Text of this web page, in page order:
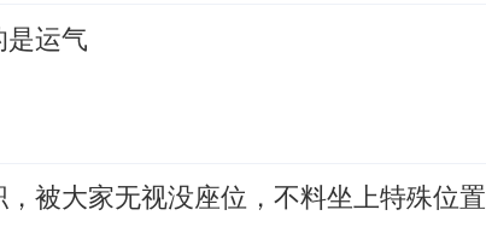
运气
被大家无视没座位，不料坐上特殊位置